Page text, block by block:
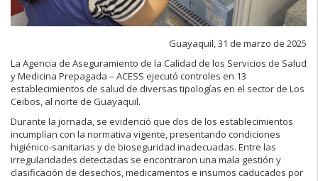
Guayaquil, 31 de marzo de 2025
La Agencia de Aseguramiento de la Calidad de los Servicios de Salud
y Medicina Prepagada – ACESS ejecutó controles en 13
establecimientos de salud de diversas tipologías en el sector de Los
Ceibos, al norte de Guayaquil.
Durante la jornada, se evidenció que dos de los establecimientos
incumplían con la normativa vigente, presentando condiciones
higiénico-sanitarias y de bioseguridad inadecuadas. Entre las
irregularidades detectadas se encontraron una mala gestión y
clasificación de desechos, medicamentos e insumos caducados por